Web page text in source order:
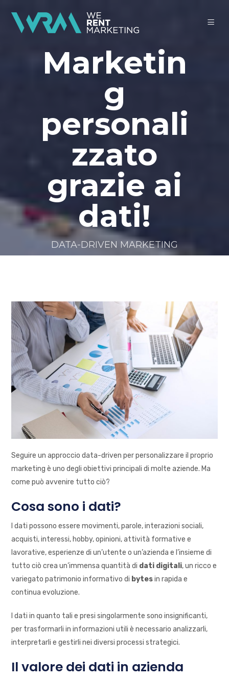
Marketin
g
personali
zzato
grazie ai
dati!
DATA-DRIVEN MARKETING
Seguire un approccio data-driven per personalizzare il proprio
marketing è uno degli obiettivi principali di molte aziende. Ma
come può avvenire tutto ciò?
Cosa sono i dati?
I dati possono essere movimenti, parole, interazioni sociali,
acquisti, interessi, hobby, opinioni, attività formative e
lavorative, esperienze di un’utente o un’azienda e l’insieme di
tutto ciò crea un’immensa quantità di dati digitali, un ricco e
variegato patrimonio informativo di bytesin rapida e
continua evoluzione.
I dati in quanto tali e presi singolarmente sono insignificanti,
per trasformarli in informazioni utili è necessario analizzarli,
interpretarli e gestirli nei diversi processi strategici.
Il valore dei dati in azienda